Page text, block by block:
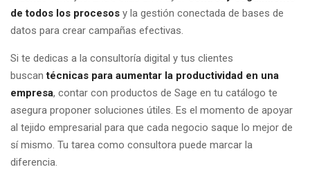
de todos los procesos y la gestión conectada de bases de
datos para crear campañas efectivas.
Si te dedicas a la consultoría digital y tus clientes
buscantécnicas para aumentar la productividad en una
empresa, contar con productos de Sage en tu catálogo te
asegura proponer soluciones útiles. Es el momento de apoyar
al tejido empresarial para que cada negocio saque lo mejor de
sí mismo. Tu tarea como consultora puede marcar la
diferencia.